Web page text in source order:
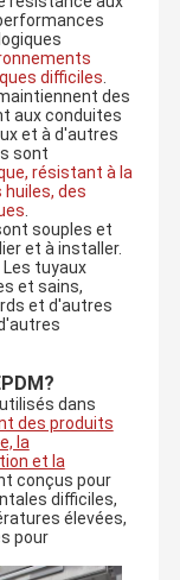
difficiles.
des
aux conduites
et à d'autres
sont
résistant à la
huiles, des
.
souples et
et à installer.
Les tuyaux
et sains,
et d'autres
dans
des produits
la
et la
conçus pour
difficiles,
élevées,
pour